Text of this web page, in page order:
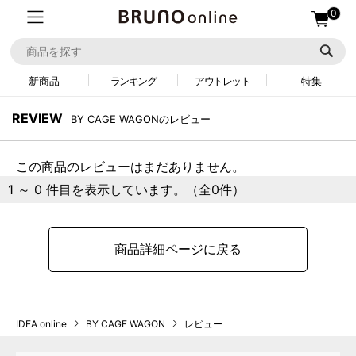
0
新商品 ランキング アウトレット 特集
REVIEW BY CAGE WAGONのレビュー
この商品のレビューはまだありません。
1 ～ 0 件目を表示しています。（全0件）
商品詳細ページに戻る
IDEA online BY CAGE WAGON レビュー